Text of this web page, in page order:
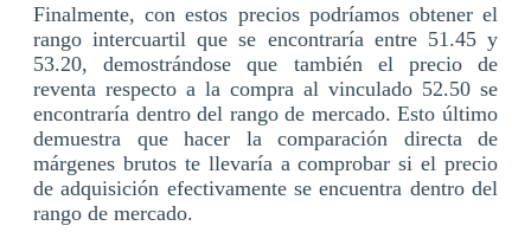
Finalmente, con estos precios podríamos obtener el
rango intercuartil que se encontraría entre 51.45 y
53.20, demostrándose que también el precio de
reventa respecto a la compra al vinculado 52.50 se
encontraría dentro del rango de mercado. Esto último
demuestra que hacer la comparación directa de
márgenes brutos te llevaría a comprobar si el precio
de adquisición efectivamente se encuentra dentro del
rango de mercado.